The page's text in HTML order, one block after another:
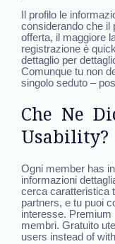
Il profilo le
considerando che il
offerta, il maggiore
registrazione è
dettaglio per
Comunque tu non
singolo seduto –
Che Ne
Usability?
Ogni member has
informazioni
cerca caratteristica
partners, e tu puoi
interesse. Premium
membri. Gratuito
users instead of